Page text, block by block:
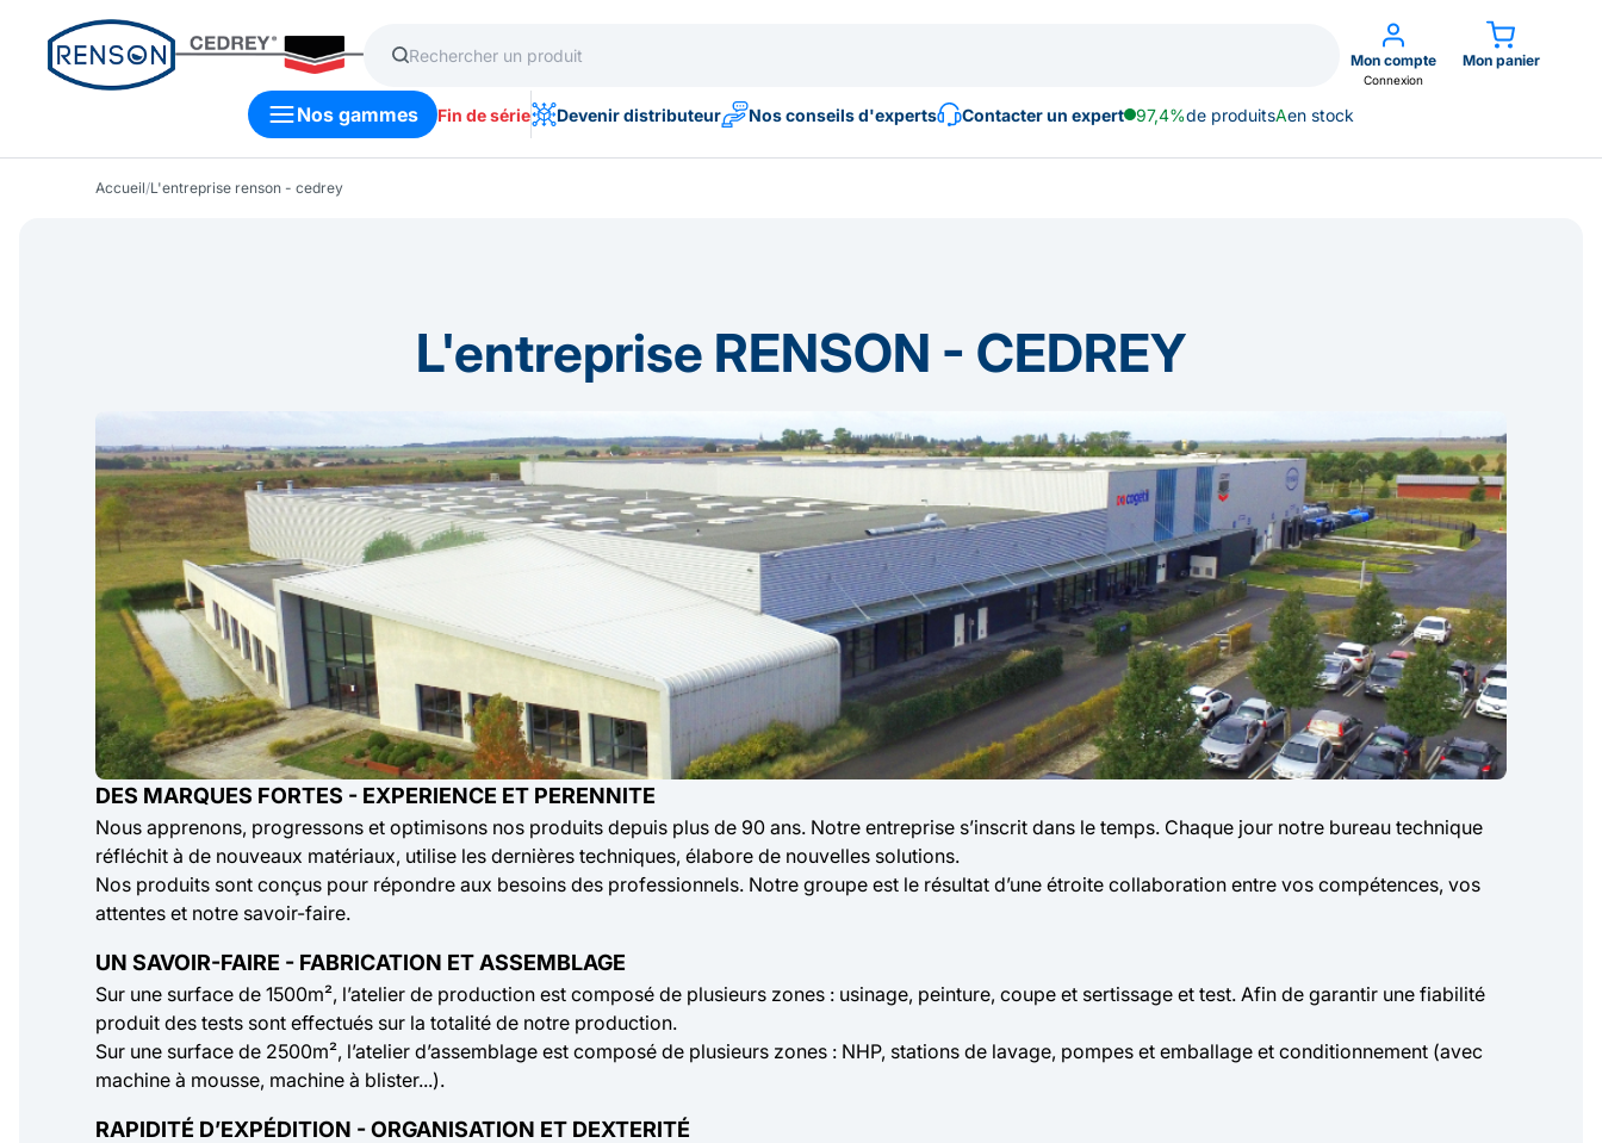
Mon compte
Connexion
Mon panier
Nos gammes Fin de série Devenir distributeur Nos conseils d'experts Contacter un expert 97,4%de produitsAen stock
Accueil/L'entreprise renson - cedrey
L'entreprise RENSON - CEDREY
DES MARQUES FORTES - EXPERIENCE ET PERENNITE
Nous apprenons, progressons et optimisons nos produits depuis plus de 90 ans. Notre entreprise s’inscrit dans le temps. Chaque jour notre bureau technique
réfléchit à de nouveaux matériaux, utilise les dernières techniques, élabore de nouvelles solutions.
Nos produits sont conçus pour répondre aux besoins des professionnels. Notre groupe est le résultat d’une étroite collaboration entre vos compétences, vos
attentes et notre savoir-faire.
UN SAVOIR-FAIRE - FABRICATION ET ASSEMBLAGE
Sur une surface de 1500m², l’atelier de production est composé de plusieurs zones : usinage, peinture, coupe et sertissage et test. Afin de garantir une fiabilité
produit des tests sont effectués sur la totalité de notre production.
Sur une surface de 2500m², l’atelier d’assemblage est composé de plusieurs zones : NHP, stations de lavage, pompes et emballage et conditionnement (avec
machine à mousse, machine à blister...).
RAPIDITÉ D’EXPÉDITION - ORGANISATION ET DEXTERITÉ